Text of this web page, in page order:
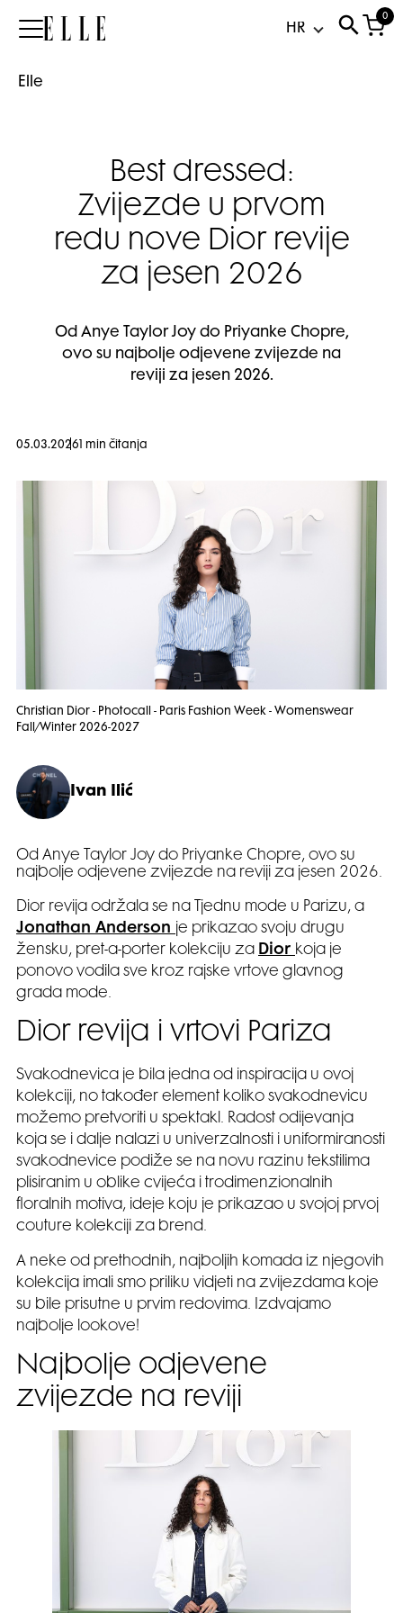
Elle
0
Elle
Best dressed:
Zvijezde u prvom
redu nove Dior revije
za jesen 2026
Od Anye Taylor Joy do Priyanke Chopre,
ovo su najbolje odjevene zvijezde na
reviji za jesen 2026.
05.03.2026 1 min čitanja
Christian Dior - Photocall - Paris Fashion Week - Womenswear
Fall/Winter 2026-2027
Ivan Ilić
Od Anye Taylor Joy do Priyanke Chopre, ovo su
najbolje odjevene zvijezde na reviji za jesen 2026.
Dior revija održala se na Tjednu mode u Parizu, a
Jonathan Anderson je prikazao svoju drugu
žensku, pret-a-porter kolekciju za Dior koja je
ponovo vodila sve kroz rajske vrtove glavnog
grada mode.
Dior revija i vrtovi Pariza
Svakodnevica je bila jedna od inspiracija u ovoj
kolekciji, no također element koliko svakodnevicu
možemo pretvoriti u spektakl. Radost odijevanja
koja se i dalje nalazi u univerzalnosti i uniformiranosti
svakodnevice podiže se na novu razinu tekstilima
plisiranim u oblike cvijeća i trodimenzionalnih
floralnih motiva, ideje koju je prikazao u svojoj prvoj
couture kolekciji za brend.
A neke od prethodnih, najboljih komada iz njegovih
kolekcija imali smo priliku vidjeti na zvijezdama koje
su bile prisutne u prvim redovima. Izdvajamo
najbolje lookove!
Najbolje odjevene
zvijezde na reviji